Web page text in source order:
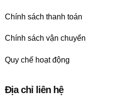
Chính sách thanh toán
Chính sách vận chuyển
Quy chế hoạt động
Địa chỉ liên hệ